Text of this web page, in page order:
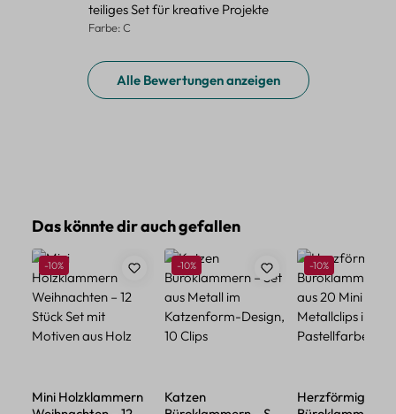
teiliges Set für kreative Projekte
Farbe: C
Alle Bewertungen anzeigen
Produktgalerie überspringen
Das könnte dir auch gefallen
Rabatt
-10%
Mini Holzklammern
Rabatt
-10%
Katzen
Rabatt
-10%
Herzförmige